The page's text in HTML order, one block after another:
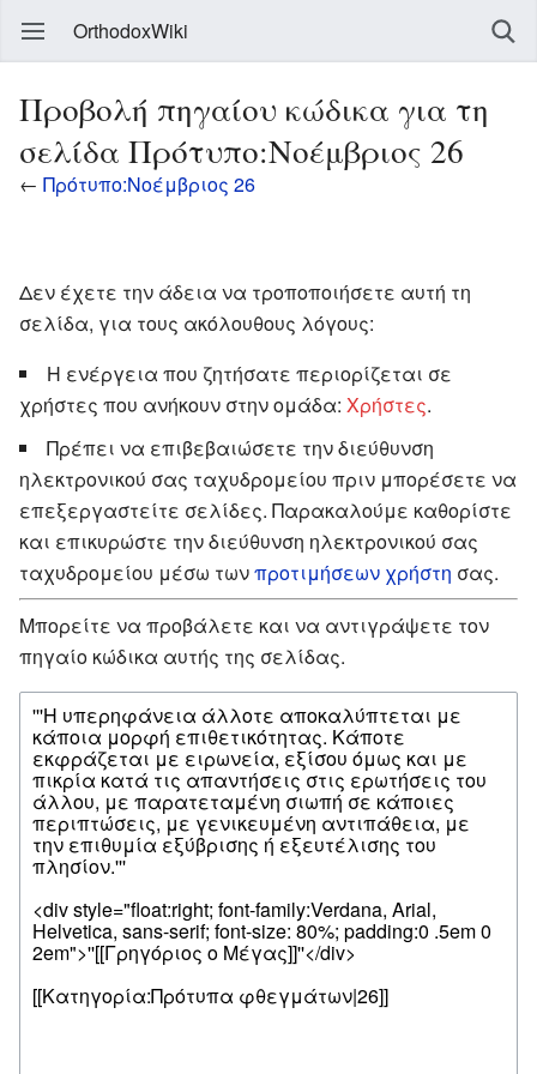
OrthodoxWiki
Προβολή πηγαίου κώδικα για τη
σελίδα Πρότυπο:Νοέμβριος 26
← Πρότυπο:Νοέμβριος 26
Δεν έχετε την άδεια να τροποποιήσετε αυτή τη
σελίδα, για τους ακόλουθους λόγους:
Η ενέργεια που ζητήσατε περιορίζεται σε
χρήστες που ανήκουν στην ομάδα: Χρήστες.
Πρέπει να επιβεβαιώσετε την διεύθυνση
ηλεκτρονικού σας ταχυδρομείου πριν μπορέσετε να
επεξεργαστείτε σελίδες. Παρακαλούμε καθορίστε
και επικυρώστε την διεύθυνση ηλεκτρονικού σας
ταχυδρομείου μέσω τωνπροτιμήσεων χρήστη σας.
Μπορείτε να προβάλετε και να αντιγράψετε τον
πηγαίο κώδικα αυτής της σελίδας.